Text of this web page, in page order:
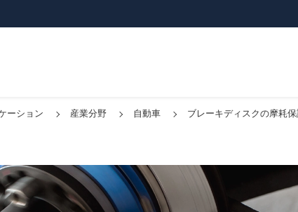
ーション 産業分野 自動車 ブレーキディスクの摩耗